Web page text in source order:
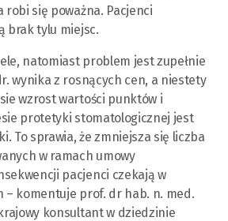
robi się poważna. Pacjenci
brak tylu miejsc.
natomiast problem jest zupełnie
wynika z rosnących cen, a niestety
wzrost wartości punktów i
protetyki stomatologicznej jest
To sprawia, że zmniejsza się liczba
w ramach umowy
pacjenci czekają w
– komentuje prof. dr hab. n. med.
konsultant w dziedzinie